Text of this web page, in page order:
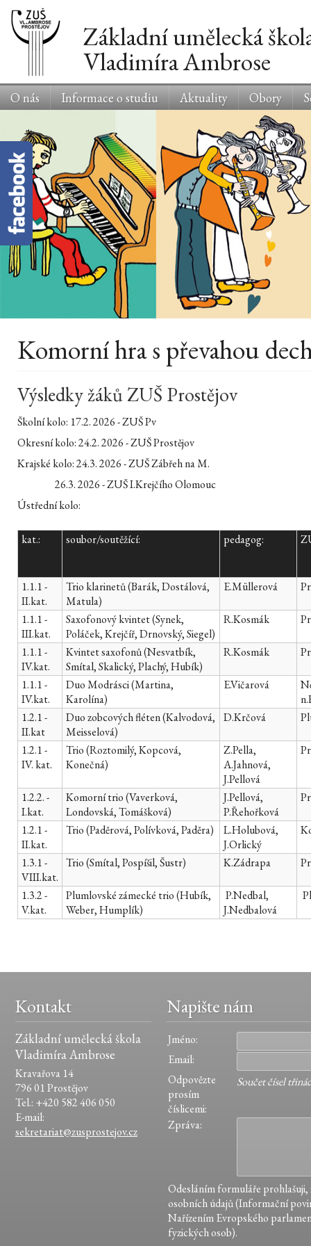
Základní umělecká
Vladimíra Ambrose
O nás Informace o studiu Aktuality Obory
Komorní hra s převahou
Výsledky žáků ZUŠ Prostějov
Školní kolo: 17.2. 2026 - ZUŠ Pv
Okresní kolo: 24.2. 2026 - ZUŠ Prostějov
Krajské kolo: 24.3. 2026 - ZUŠ Zábřeh na M.
26.3. 2026 - ZUŠ I.Krejčího Olomouc
Ústřední kolo:
kat.: soubor/soutěžící: pedagog:
1.1.1 -
II.kat.
Trio klarinetů (Barák, Dostálová,
Matula)
E.Müllerová
1.1.1 -
III.kat.
Saxofonový kvintet (Synek,
Poláček, Krejčíř, Drnovský, Siegel)
R.Kosmák
1.1.1 -
IV.kat.
Kvintet saxofonů (Nesvatbík,
Smítal, Skalický, Plachý, Hubík)
R.Kosmák
1.1.1 -
IV.kat.
Duo Modrásci (Martina,
Karolína)
E.Vičarová
1.2.1 -
II.kat
Duo zobcových fléten (Kalvodová,
Meisselová)
D.Krčová
1.2.1 -
IV. kat.
Trio (Roztomilý, Kopcová,
Konečná)
Z.Pella,
A.Jahnová,
J.Pellová
1.2.2. -
I.kat.
Komorní trio (Vaverková,
Londovská, Tomášková)
J.Pellová,
P.Řehořková
1.2.1 -
II.kat.
Trio (Paděrová, Polívková, Paděra)
L.Holubová,
J.Orlický
1.3.1 -
VIII.kat.
Trio (Smítal, Pospíšil, Šustr) K.Zádrapa
1.3.2 -
V.kat.
Plumlovské zámecké trio (Hubík,
Weber, Humplík)
P.Nedbal,
J.Nedbalová
Kontakt Napište nám
Základní umělecká škola
Vladimíra Ambrose
Kravařova 14
796 01 Prostějov
Tel.: +420 582 406 050
E-mail:
sekretariat@zusprostejov.cz
Jméno:
Email:
Odpovězte
prosím
číslicemi:
Součet čísel
Zpráva:
Odesláním formuláře prohlašuji,
osobních údajů (Informační
Nařízením Evropského
fyzických osob).